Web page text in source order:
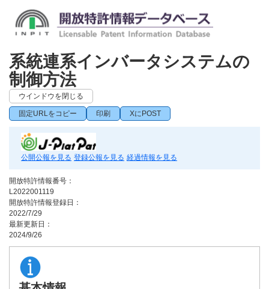
系統連系インバータシステムの
制御方法
ウインドウを閉じる
固定URLをコピー 印刷 XにPOST
公開公報を見る 登録公報を見る 経過情報を見る
開放特許情報番号：
L2022001119
開放特許情報登録日：
2022/7/29
最新更新日：
2024/9/26